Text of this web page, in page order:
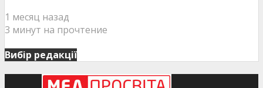
1 месяц назад
3 минут на прочтение
Вибір редакції